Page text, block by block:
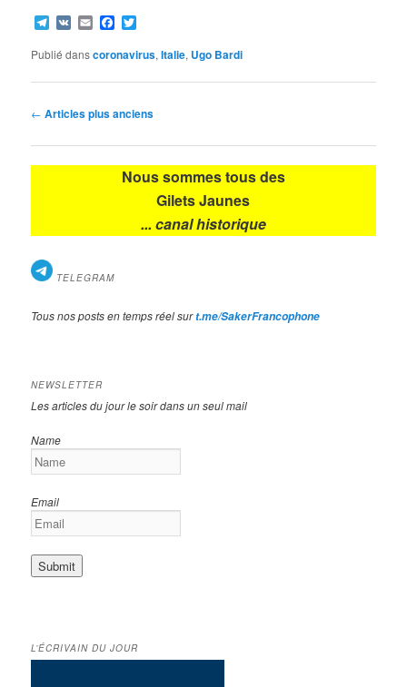
Telegram
VK EmailFacebook
Publié danscoronavirus,Italie, Ugo Bardi
Navigation
articles
← Articles plus anciens
Nous sommes tous des
Gilets Jaunes
... canal historique
TELEGRAM
Tous nos posts en temps réel surt.me/SakerFrancophone
NEWSLETTER
Les articles du jour le soir dans un seul mail
Name
Email
L’ÉCRIVAIN DU JOUR